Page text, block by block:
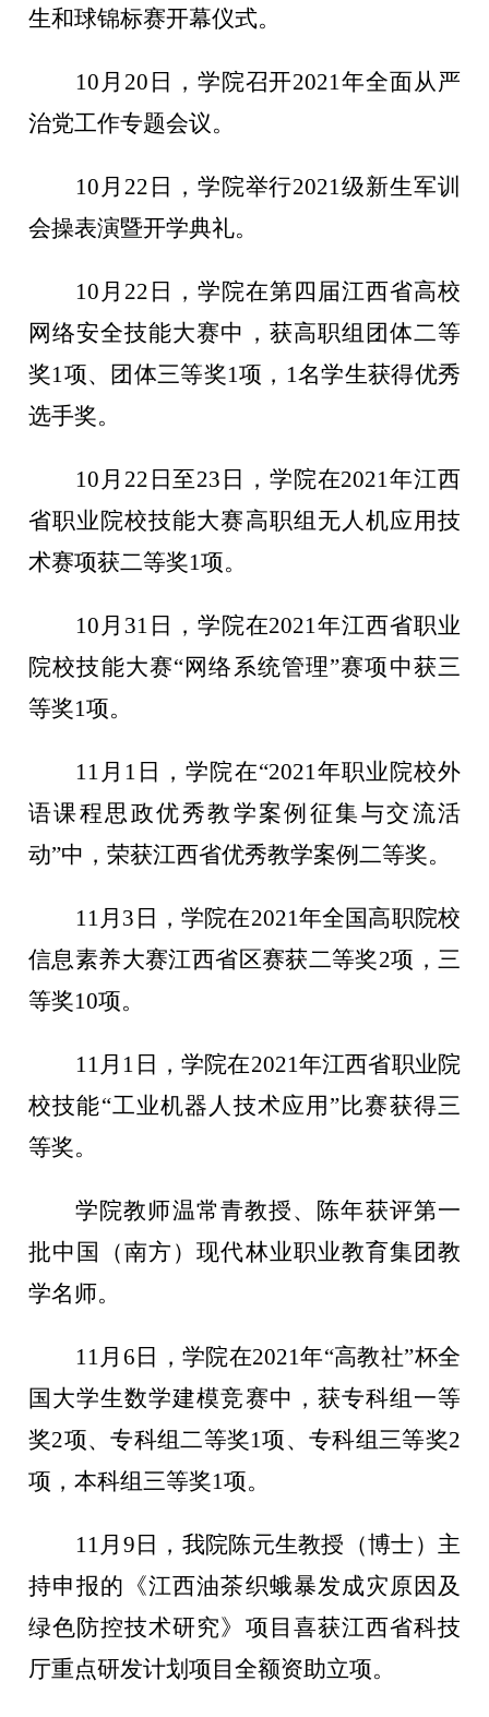
生和球锦标赛开幕仪式。
10月20日，学院召开2021年全面从严
治党工作专题会议。
10月22日，学院举行2021级新生军训
会操表演暨开学典礼。
10月22日，学院在第四届江西省高校
网络安全技能大赛中，获高职组团体二等
奖1项、团体三等奖1项，1名学生获得优秀
选手奖。
10月22日至23日，学院在2021年江西
省职业院校技能大赛高职组无人机应用技
术赛项获二等奖1项。
10月31日，学院在2021年江西省职业
院校技能大赛“网络系统管理”赛项中获三
等奖1项。
11月1日，学院在“2021年职业院校外
语课程思政优秀教学案例征集与交流活
动”中，荣获江西省优秀教学案例二等奖。
11月3日，学院在2021年全国高职院校
信息素养大赛江西省区赛获二等奖2项，三
等奖10项。
11月1日，学院在2021年江西省职业院
校技能“工业机器人技术应用”比赛获得三
等奖。
学院教师温常青教授、陈年获评第一
批中国（南方）现代林业职业教育集团教
学名师。
11月6日，学院在2021年“高教社”杯全
国大学生数学建模竞赛中，获专科组一等
奖2项、专科组二等奖1项、专科组三等奖2
项，本科组三等奖1项。
11月9日，我院陈元生教授（博士）主
持申报的《江西油茶织蛾暴发成灾原因及
绿色防控技术研究》项目喜获江西省科技
厅重点研发计划项目全额资助立项。